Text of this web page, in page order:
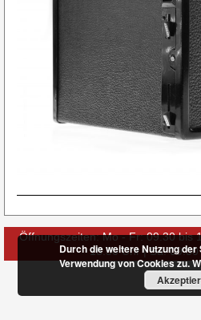
Öffnungszeiten: Mo - Fr: 09.30 bis
18.30 Uhr | Sa:
Durch die weitere Nutzung
Verwendung von Cookies zu.